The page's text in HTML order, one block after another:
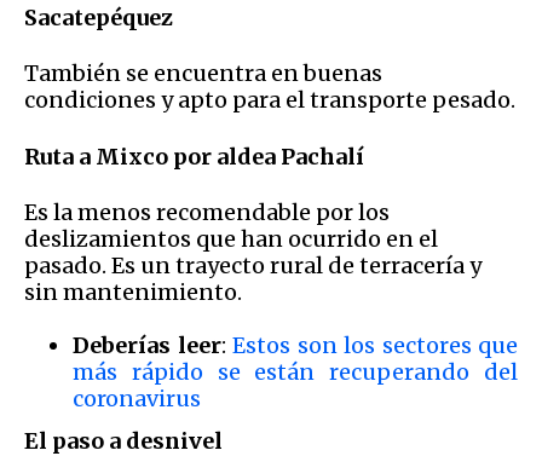
Sacatepéquez
También se encuentra en buenas
condiciones y apto para el transporte pesado.
Ruta a Mixco por aldea Pachalí
Es la menos recomendable por los
deslizamientos que han ocurrido en el
pasado. Es un trayecto rural de terracería y
sin mantenimiento.
Deberías leer: Estos son los sectores que
más rápido se están recuperando del
coronavirus
El paso a desnivel